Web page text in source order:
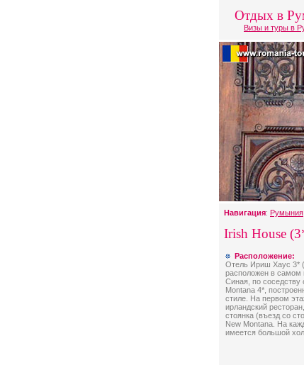
Отдых в
Визы и туры в
Навигация: Румыния
Irish House
Расположение:
Отель Ириш Хаус 3*
расположен в самом
Синая, по соседству
Montana 4*,
стиле. На первом
ирландский
стоянка (въезд со
New Montana. На
имеется большой